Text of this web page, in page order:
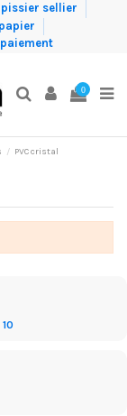
sellier
0
PVC cristal